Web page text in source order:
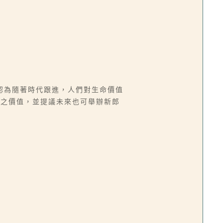
隨著時代跟進，人們對生命價值
價值，並提議未來也可舉辦新郎